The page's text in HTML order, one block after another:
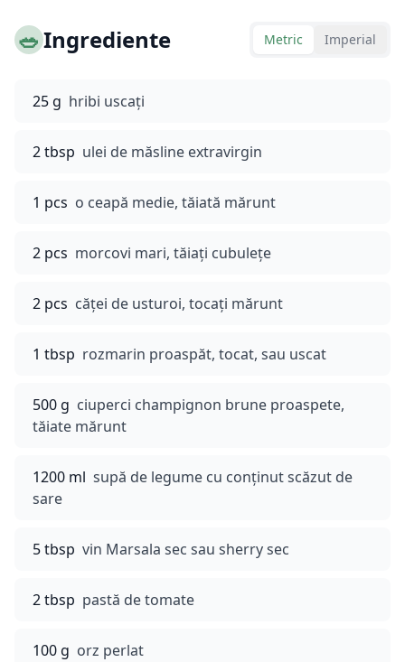
🥗Ingrediente Metric Imperial
25 g hribi uscați
2 tbsp ulei de măsline extravirgin
1 pcs o ceapă medie, tăiată mărunt
2 pcs morcovi mari, tăiați cubulețe
2 pcs căței de usturoi, tocați mărunt
1 tbsp rozmarin proaspăt, tocat, sau uscat
500 g ciuperci champignon brune proaspete,
tăiate mărunt
1200 ml supă de legume cu conținut scăzut de
sare
5 tbsp vin Marsala sec sau sherry sec
2 tbsp pastă de tomate
100 g orz perlat